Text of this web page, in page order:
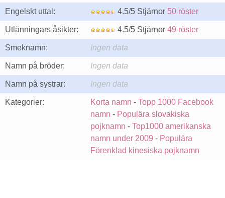
Engelskt uttal: 4.5/5 Stjärnor 50 röster
Utlänningars åsikter: 4.5/5 Stjärnor 49 röster
Smeknamn: Ingen data
Namn på bröder: Ingen data
Namn på systrar: Ingen data
Kategorier: Korta namn - Topp 1000 Facebook
namn - Populära slovakiska
pojknamn - Top1000 amerikanska
namn under 2009 - Populära
Förenklad kinesiska pojknamn